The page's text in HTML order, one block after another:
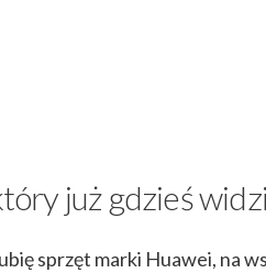
już gdzieś
sprzęt marki Huawei, na